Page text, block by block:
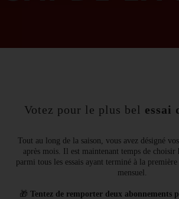
Votez pour le plus bel essai
Tout au long de la saison, vous avez désigné
après mois. Il est maintenant temps de choisir
parmi tous les essais ayant terminé à la
mensuel.
🎁 Tentez de remporter deux abonnements